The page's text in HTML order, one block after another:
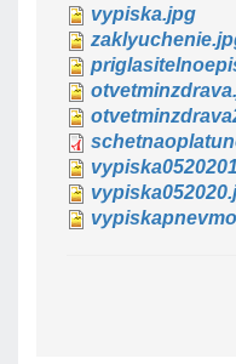
vypiska.jpg